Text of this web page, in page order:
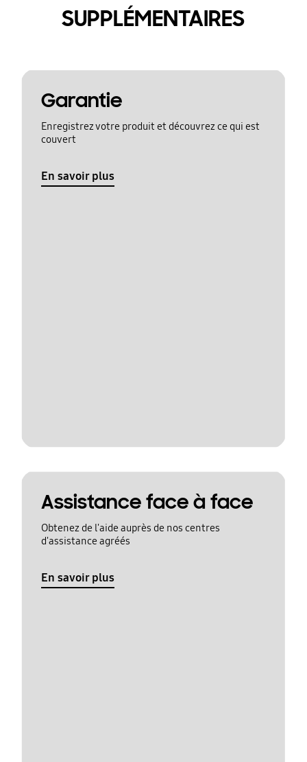
SUPPLÉMENTAIRES
Garantie
Enregistrez votre produit et découvrez ce qui est
couvert
En savoir plus
Assistance face à face
Obtenez de l'aide auprès de nos centres
d'assistance agréés
En savoir plus